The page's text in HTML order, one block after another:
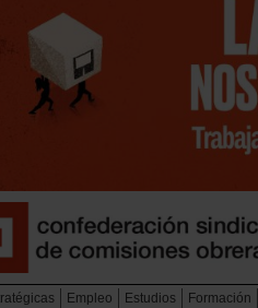
Empleo Estudios Formación